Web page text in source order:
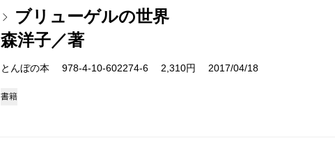
ブリューゲルの世界
森洋子／著
とんぼの本 978-4-10-602274-6 2,310円 2017/04/18
書籍